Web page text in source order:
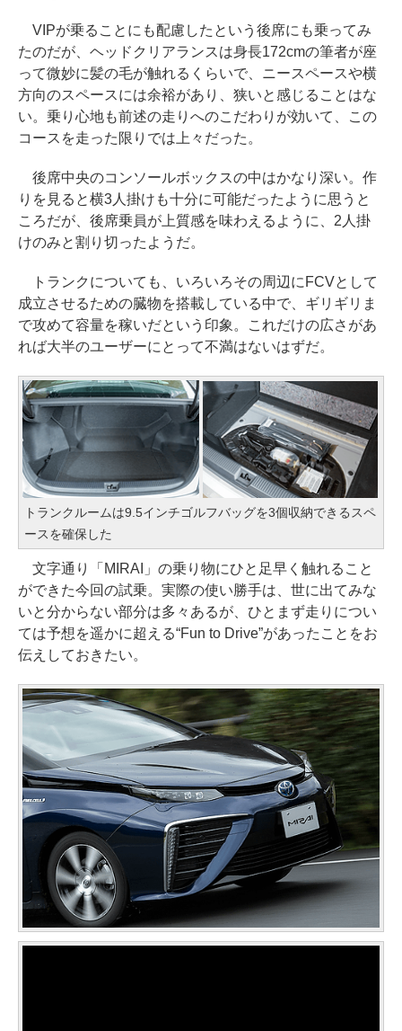
VIPが乗ることにも配慮したという後席にも乗ってみ
たのだが、ヘッドクリアランスは身長172cmの筆者が座
って微妙に髪の毛が触れるくらいで、ニースペースや横
方向のスペースには余裕があり、狭いと感じることはな
い。乗り心地も前述の走りへのこだわりが効いて、この
コースを走った限りでは上々だった。
後席中央のコンソールボックスの中はかなり深い。作
りを見ると横3人掛けも十分に可能だったように思うと
ころだが、後席乗員が上質感を味わえるように、2人掛
けのみと割り切ったようだ。
トランクについても、いろいろその周辺にFCVとして
成立させるための臓物を搭載している中で、ギリギリま
で攻めて容量を稼いだという印象。これだけの広さがあ
れば大半のユーザーにとって不満はないはずだ。
トランクルームは9.5インチゴルフバッグを3個収納できるスペ
ースを確保した
文字通り「MIRAI」の乗り物にひと足早く触れること
ができた今回の試乗。実際の使い勝手は、世に出てみな
いと分からない部分は多々あるが、ひとまず走りについ
ては予想を遥かに超える“Fun to Drive”があったことをお
伝えしておきたい。